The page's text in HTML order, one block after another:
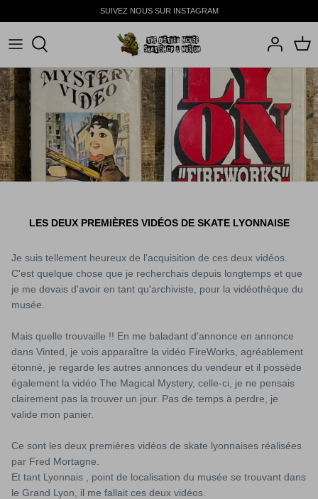
au
contenu
SUIVEZ NOUS SUR INSTAGRAM
BEST SELLERS
LES DEUX PREMIÈRES VIDÉOS DE SKATE LYONNAISE
Je suis tellement heureux de l'acquisition de ces deux vidéos.
C'est quelque chose que je recherchais depuis longtemps et que
je me devais d'avoir en tant qu'archiviste, pour la vidéothèque du
musée.
Mais quelle trouvaille !! En me baladant d'annonce en annonce
dans Vinted, je vois apparaître la vidéo FireWorks, agréablement
étonné, je regarde les autres annonces du vendeur et il possède
également la vidéo The Magical Mystery, celle-ci, je ne pensais
clairement pas la trouver un jour. Pas de temps à perdre, je
valide mon panier.
Ce sont les deux premières vidéos de skate lyonnaises réalisées
par Fred Mortagne.
Et tant Lyonnais , point de localisation du musée se trouvant dans
le Grand Lyon, il me fallait ces deux vidéos.